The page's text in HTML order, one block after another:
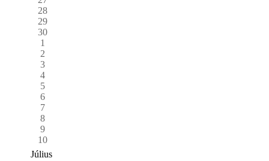
28
29
30
1
2
3
4
5
6
7
8
9
10
Július